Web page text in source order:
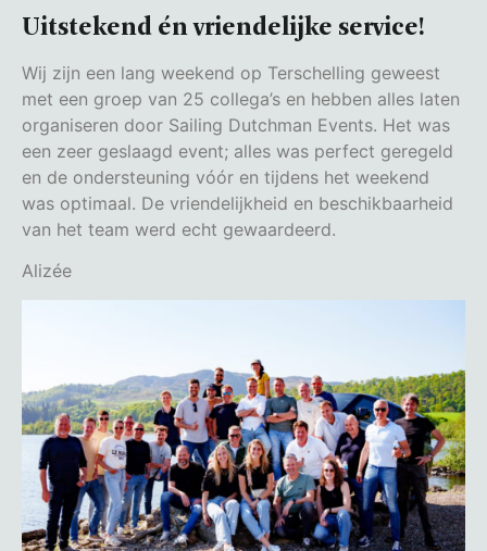
Uitstekend én vriendelijke service!
Wij zijn een lang weekend op Terschelling geweest
met een groep van 25 collega’s en hebben alles laten
organiseren door Sailing Dutchman Events. Het was
een zeer geslaagd event; alles was perfect geregeld
en de ondersteuning vóór en tijdens het weekend
was optimaal. De vriendelijkheid en beschikbaarheid
van het team werd echt gewaardeerd.
Alizée